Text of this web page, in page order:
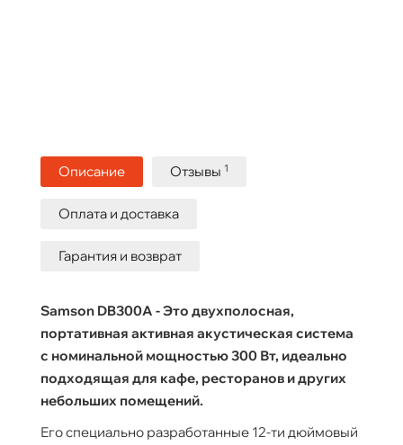
Описание Отзывы 1
Оплата и доставка
Гарантия и возврат
Samson DB300A - Это двухполосная,
портативная активная акустическая система
с номинальной мощностью 300 Вт, идеально
подходящая для кафе, ресторанов и других
небольших помещений.
Его специально разработанные 12-ти дюймовый